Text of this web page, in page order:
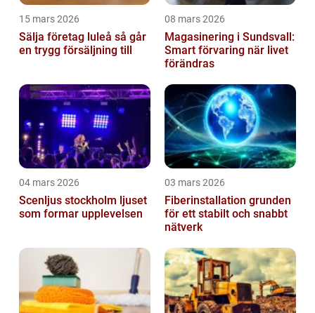
15 mars 2026
Sälja företag luleå så går
en trygg försäljning till
08 mars 2026
Magasinering i Sundsvall:
Smart förvaring när livet
förändras
04 mars 2026
Scenljus stockholm ljuset
som formar upplevelsen
03 mars 2026
Fiberinstallation grunden
för ett stabilt och snabbt
nätverk